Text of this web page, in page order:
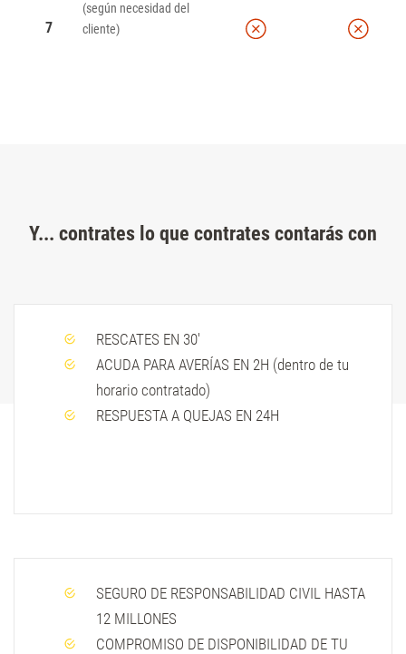
7
(según necesidad del
cliente)
Y... contrates lo que contrates contarás con
RESCATES EN 30'
ACUDA PARA AVERÍAS EN 2H (dentro de tu
horario contratado)
RESPUESTA A QUEJAS EN 24H
SEGURO DE RESPONSABILIDAD CIVIL HASTA
12 MILLONES
COMPROMISO DE DISPONIBILIDAD DE TU